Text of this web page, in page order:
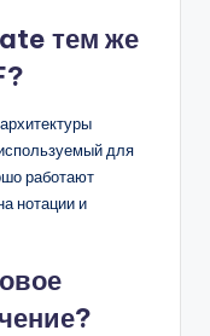
тем же
для
работают
нотации и